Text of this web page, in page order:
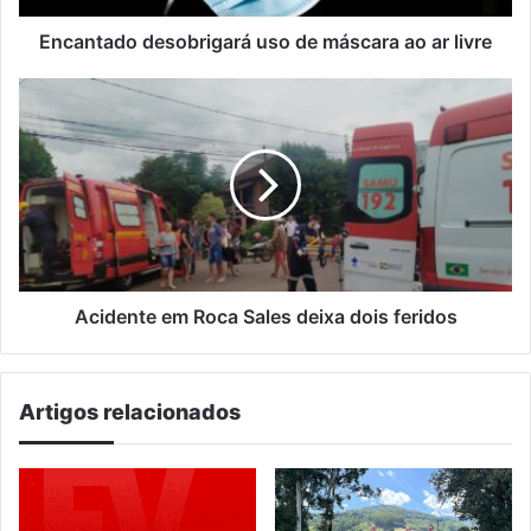
Encantado desobrigará uso de máscara ao ar livre
Acidente
em
Roca
Sales
deixa
dois
feridos
Acidente em Roca Sales deixa dois feridos
Artigos relacionados